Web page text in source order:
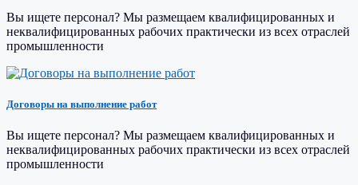
Вы ищете персонал? Мы размещаем квалифицированных и
неквалифицированных рабочих практически из всех отраслей
промышленности
Договоры на выполнение работ
Вы ищете персонал? Мы размещаем квалифицированных и
неквалифицированных рабочих практически из всех отраслей
промышленности